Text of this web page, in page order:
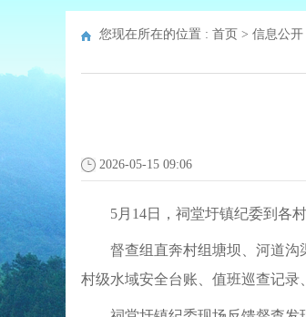
您现在所在的位置 : 首页 > 信息公开
2026-05-15 09:06
5月14日，祠堂圩镇纪委到各
督查组直奔村组塘坝、河道
村级水域安全台账、值班巡查记录